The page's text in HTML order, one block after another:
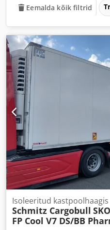
Eemalda kõik filtrid
Isoleeritud kastpoolhaagis
Schmitz Cargobull
FP Cool V7 DS/BB